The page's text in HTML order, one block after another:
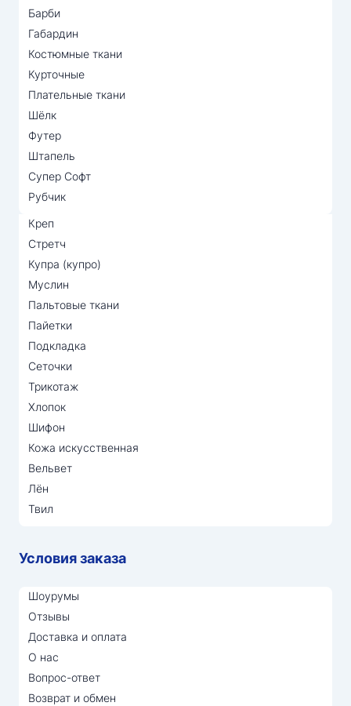
Барби
Габардин
Костюмные ткани
Курточные
Плательные ткани
Шёлк
Футер
Штапель
Супер Софт
Рубчик
Креп
Стретч
Купра (купро)
Муслин
Пальтовые ткани
Пайетки
Подкладка
Сеточки
Трикотаж
Хлопок
Шифон
Кожа искусственная
Вельвет
Лён
Твил
Условия заказа
Шоурумы
Отзывы
Доставка и оплата
О нас
Вопрос-ответ
Возврат и обмен